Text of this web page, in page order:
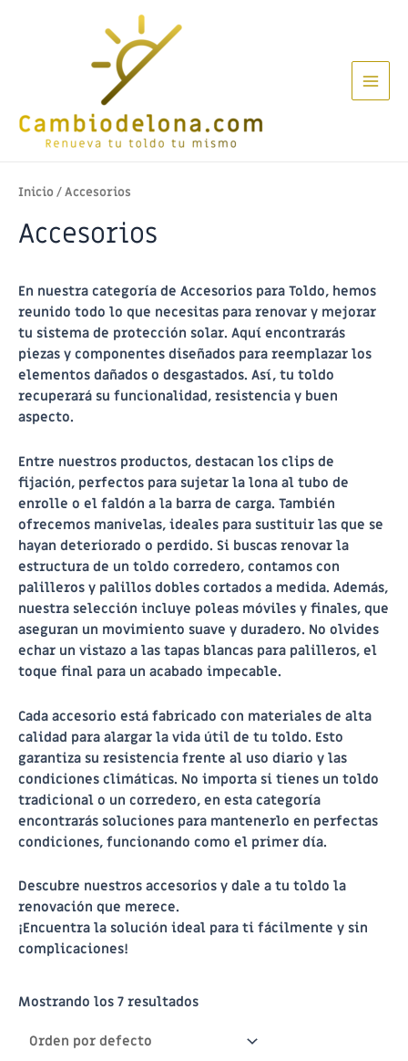
Main
Inicio / Accesorios
Accesorios
En nuestra categoría de Accesorios para Toldo, hemos
reunido todo lo que necesitas para renovar y mejorar
tu sistema de protección solar. Aquí encontrarás
piezas y componentes diseñados para reemplazar los
elementos dañados o desgastados. Así, tu toldo
recuperará su funcionalidad, resistencia y buen
aspecto.
Entre nuestros productos, destacan los clips de
fijación, perfectos para sujetar la lona al tubo de
enrolle o el faldón a la barra de carga. También
ofrecemos manivelas, ideales para sustituir las que se
hayan deteriorado o perdido. Si buscas renovar la
estructura de un toldo corredero, contamos con
palilleros y palillos dobles cortados a medida. Además,
nuestra selección incluye poleas móviles y finales, que
aseguran un movimiento suave y duradero. No olvides
echar un vistazo a las tapas blancas para palilleros, el
toque final para un acabado impecable.
Cada accesorio está fabricado con materiales de alta
calidad para alargar la vida útil de tu toldo. Esto
garantiza su resistencia frente al uso diario y las
condiciones climáticas. No importa si tienes un toldo
tradicional o un corredero, en esta categoría
encontrarás soluciones para mantenerlo en perfectas
condiciones, funcionando como el primer día.
Descubre nuestros accesorios y dale a tu toldo la
renovación que merece.
¡Encuentra la solución ideal para ti fácilmente y sin
complicaciones!
Mostrando los 7 resultados